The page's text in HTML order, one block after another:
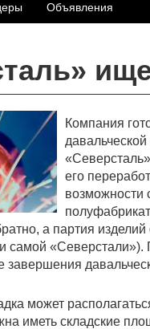
Объявления
Компания
его
возможности
а партия
самой «Северстали»).
может
иметь складские